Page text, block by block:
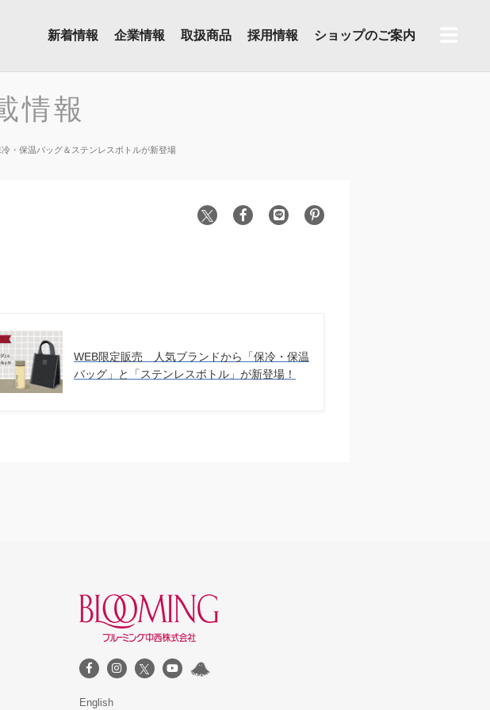
新着情報 企業情報 取扱商品 採用情報 ショップのご案内
情報
・保温バッグ＆ステンレスボトルが新登場
WEB限定販売 人気ブランドから「保冷・保温
バッグ」と「ステンレスボトル」が新登場！
English